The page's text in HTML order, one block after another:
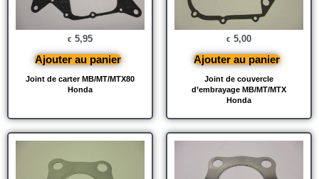
Joint de carter MB/MT/MTX80
Honda
€ 5,95
Ajouter au panier
Joint de couvercle
d’embrayage MB/MT/MTX
Honda
€ 5,00
Ajouter au panier